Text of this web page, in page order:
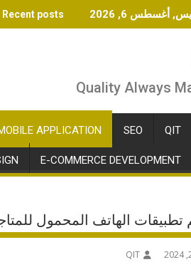
أغسطس 6, 2026 Recent posts
Quality Always
QIT
SEO
APPLICATION
E-COMMERCE DEVELOPMENT
الهاتف المحمول
QIT